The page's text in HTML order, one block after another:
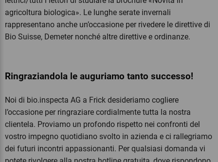
agricoltura biologica». Le lunghe serate invernali
rappresentano anche un’occasione per rivedere le direttive di
Bio Suisse, Demeter nonché altre direttive e ordinanze.
Ringraziandola le auguriamo tanto successo!
Noi di bio.inspecta AG a Frick desideriamo cogliere
l’occasione per ringraziare cordialmente tutta la nostra
clientela. Proviamo un profondo rispetto nei confronti del
vostro impegno quotidiano svolto in azienda e ci rallegriamo
dei futuri incontri appassionanti. Per qualsiasi domanda vi